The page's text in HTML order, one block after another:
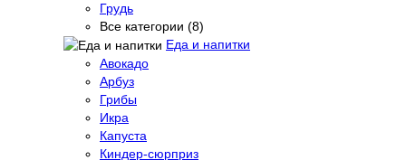
Грудь
Все категории (8)
Еда и напитки
Авокадо
Арбуз
Грибы
Икра
Капуста
Киндер-сюрприз